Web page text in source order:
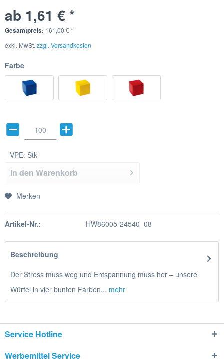
ab 1,61 € *
Gesamtpreis: 161,00 €*
exkl. MwSt. zzgl. Versandkosten
Farbe
VPE: Stk
In den Warenkorb
Merken
Artikel-Nr.: HW86005-24540_08
Beschreibung
Der Stress muss weg und Entspannung muss her – unsere
Würfel in vier bunten Farben... mehr
Service Hotline
Werbemittel Service